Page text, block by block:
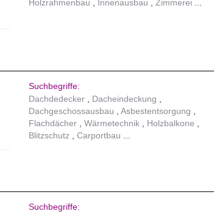
Holzrahmenbau
Innenausbau Zimmerei
Suchbegriffe:
Dachdedecker
Dacheindeckung
Dachgeschossausbau
Asbestentsorgung
Flachdächer
Wärmetechnik
Holzbalkone
Blitzschutz
Carportbau
Suchbegriffe: